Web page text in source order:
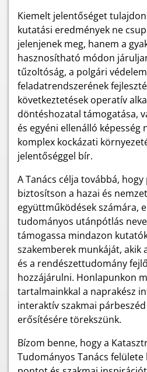
Kiemelt jelentőséget
kutatási eredmények ne
jelenjenek meg, hanem a
hasznosítható módon
tűzoltóság, a polgári
feladatrendszerének
következtetések operatív
döntéshozatal támogatása,
és egyéni ellenálló képesség
komplex kockázati
jelentőséggel bír.
A Tanács célja továbbá,
biztosítson a hazai és
együttműködések számára,
tudományos utánpótlás
támogassa mindazon
szakemberek munkáját, akik
és a rendészettudomány
hozzájárulni. Honlapunkon
tartalmainkkal a naprakész
interaktív szakmai
erősítésére törekszünk.
Bízom benne, hogy a
Tudományos Tanács